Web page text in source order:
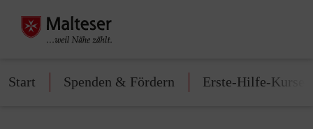
Start Spenden & Fördern Erste-Hilfe-Kurse